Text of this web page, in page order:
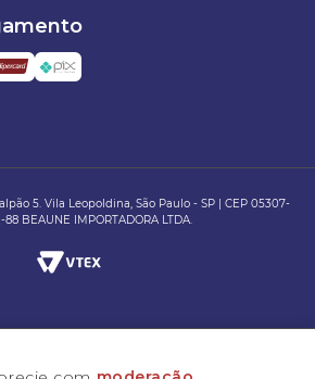
5. Vila Leopoldina, São Paulo - SP | CEP 05307-
BEAUNE IMPORTADORA LTDA.